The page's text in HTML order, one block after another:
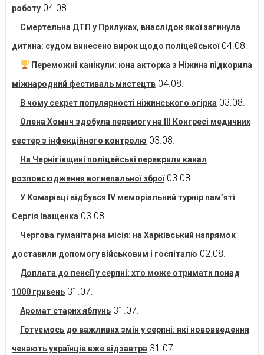
роботу 04.08.
Смертельна ДТП у Прилуках, внаслідок якої загинула
дитина: судом винесено вирок щодо поліцейської 04.08.
Переможні канікули: юна акторка з Ніжина підкорила
міжнародний фестиваль мистецтв 04.08.
В чому секрет популярності ніжинського огірка 03.08.
Олена Хомич здобула перемогу на ІІІ Конгресі медичних
сестер з інфекційного контролю 03.08.
На Чернігівщині поліцейські перекрили канал
розповсюдження вогнепальної зброї 03.08.
У Комарівці відбувся IV меморіальний турнір пам’яті
Сергія Іващенка 03.08.
Чергова гуманітарна місія: на Харківський напрямок
доставили допомогу військовим і госпіталю 02.08.
Доплата до пенсії у серпні: хто може отримати понад
1000 гривень 31.07.
Аромат старих яблунь 31.07.
Готуємось до важливих змін у серпні: які нововведення
чекають українців вже відзавтра 31.07.